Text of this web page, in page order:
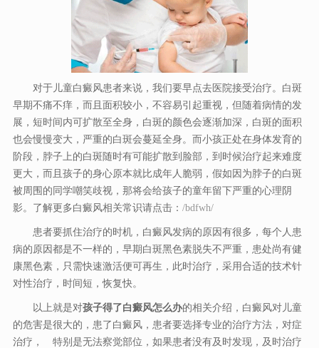
对于儿童白癜风患者来说，我们要早点去医院接受治疗。白斑
早期不痛不痒，而且面积较小，不容易引起重视，但随着病情的发
展，短时间内可扩散至全身，白斑的颜色会逐渐加深，白斑的面积
也会慢慢变大，严重的白斑会蔓延全身。而小孩正处在身体发育的
阶段，脖子上的白斑随时有可能扩散到脸部，到时候治疗起来难度
更大，而且孩子的身心原本就比成年人脆弱，假如因为脖子的白斑
被周围的同学嘲笑歧视，那将会给孩子的童年留下严重的心理阴
影。了解更多白癜风相关常识请点击： /bdfwh/
患者要抓住治疗的时机，白癜风发病的原因有很多，每个人患
病的原因都是不一样的，早期白斑黑色素脱失不严重，患处尚有健
康黑色素，只需快速激活便可再生，此时治疗，采用合适的技术针
对性治疗，时间短，恢复快。
以上就是对孩子得了白癜风怎么办的相关介绍，白癜风对儿童
的危害是很大的，患了白癜风，患者要选择专业的治疗方法，对症
治疗， 特别是无法察觉部位，如果患者没有及时发现，及时治疗